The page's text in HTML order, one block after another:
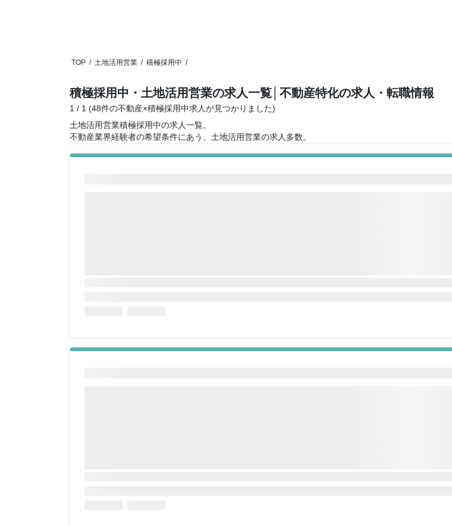
TOP / 土地活用営業 / 積極採用中 /
積極採用中・土地活用営業の求人一覧 │不動産特化の求人・転職情報
1 / 1 (48件の不動産×積極採用中求人が見つかりました)
土地活用営業積極採用中の求人一覧。
不動産業界経験者の希望条件にあう、土地活用営業の求人多数。